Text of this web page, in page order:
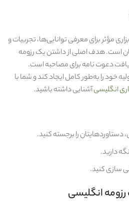
مؤثر برای معرفی توانایی‌ها، تجربیات و
است. هدف اصلی از داشتن یک رزومه
دعوت‌ نامه برای مصاحبه است.
خود را به‌طور کامل ایجاد کند و شما با
انگلیسیآشنایی داشته باشید.
را برجسته کنید.
دارید.
سازی کنید.